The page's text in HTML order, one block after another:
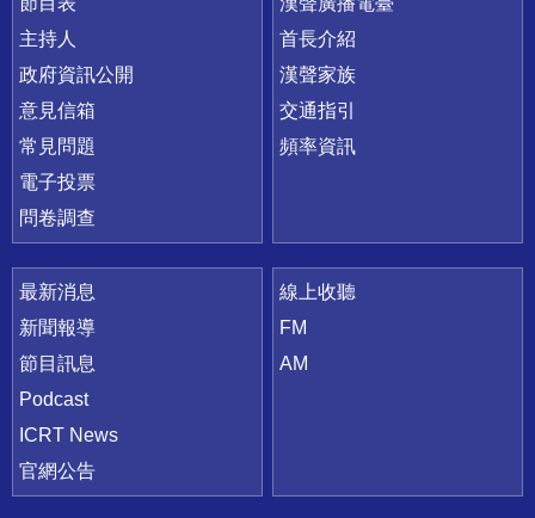
主持人
政府資訊公開
意見信箱
常見問題
電子投票
問卷調查
首長介紹
漢聲家族
交通指引
頻率資訊
最新消息
新聞報導
節目訊息
Podcast
ICRT News
官網公告
線上收聽
FM
AM